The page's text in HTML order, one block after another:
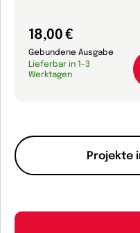
Projekte
18,00 €
Gebundene Ausgabe
Lieferbar in 1-3
Werktagen